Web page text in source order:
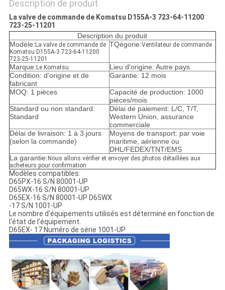
DU
SITE
POLITIQUE
DE
CONFIDENTIALITÉ
Description de produit
La valve de commande de Komatsu D155A-3 723-64-11200
723-25-11201
Description du produit
Modèle: La valve de commande de
Komatsu D155A-3 723-64-11200
723-25-11201
TQégorie:Ventilateur de commande
Marque: Le Komatsu
Lieu d'origine: Autre pays
Condition: d'origine et de
fabricant
Garantie: 12 mois
MOQ: 1 pièces
Capacité de production: 1000
pièces/mois
Standard ou non standard:
Standard
Délai de paiement: L/C, T/T,
Western Union, assurance
commerciale
Délai de livraison: 1 à 3 jours
(selon la commande)
Moyens de transport: par voie
maritime, aérienne ou
DHL/FEDEX/TNT/EMS
La garantie: Nous allons vérifier et envoyer des photos détaillées aux
acheteurs pour confirmation
Modèles compatibles:
D65PX-16 S/N 80001-UP
D65WX-16 S/N 80001-UP
D65EX-16 S/N 80001-UP D65WX
-17 S/N 1001-UP
Le nombre d'équipements utilisés est déterminé en fonction de
l'état de l'équipement.
D65EX- 17 Numéro de série 1001-UP